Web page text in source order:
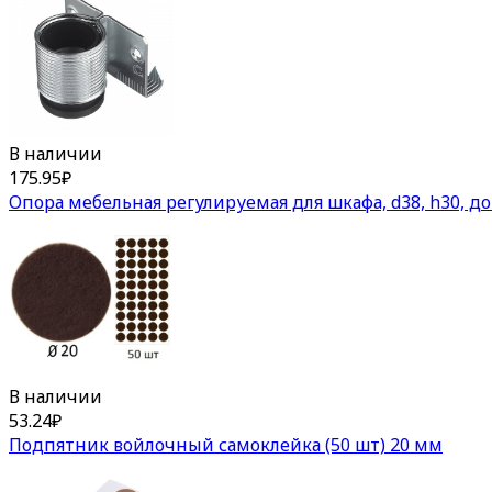
В наличии
175.95₽
Опора мебельная регулируемая для шкафа, d38, h30, до
В наличии
53.24₽
Подпятник войлочный самоклейка (50 шт) 20 мм